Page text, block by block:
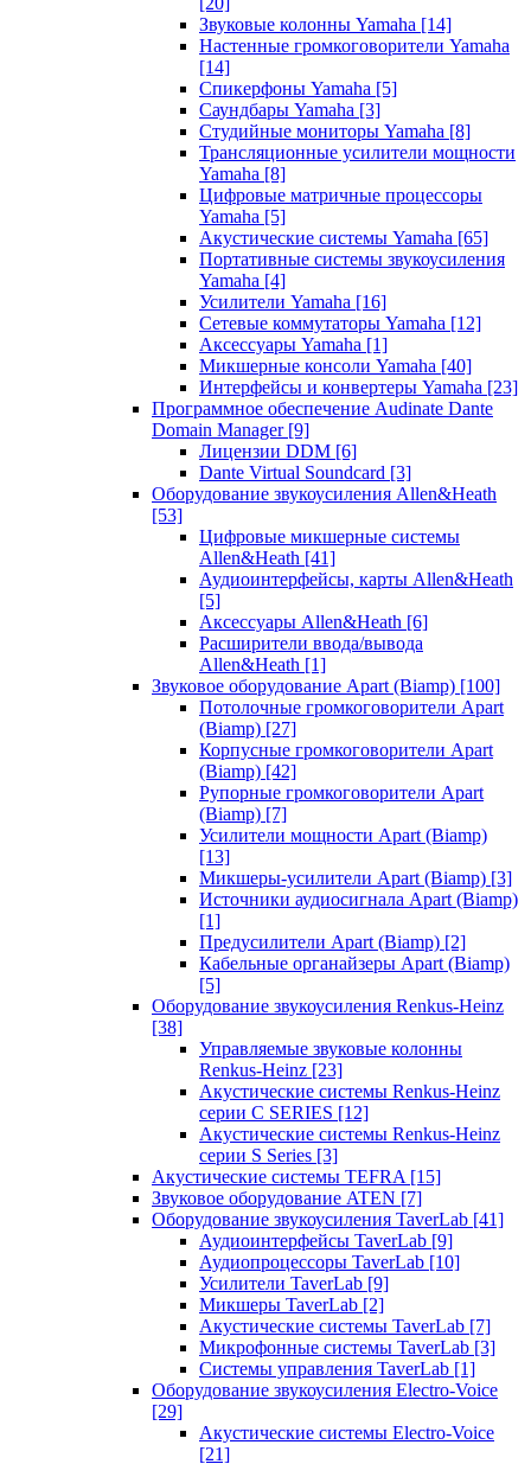
Звуковые колонны Yamaha [14]
Настенные громкоговорители Yamaha
[14]
Спикерфоны Yamaha [5]
Саундбары Yamaha [3]
Студийные мониторы Yamaha [8]
Трансляционные усилители мощности
Yamaha [8]
Цифровые матричные процессоры
Yamaha [5]
Акустические системы Yamaha [65]
Портативные системы звукоусиления
Yamaha [4]
Усилители Yamaha [16]
Сетевые коммутаторы Yamaha [12]
Аксессуары Yamaha [1]
Микшерные консоли Yamaha [40]
Интерфейсы и конвертеры Yamaha [23]
Программное обеспечение Audinate Dante
Domain Manager [9]
Лицензии DDM [6]
Dante Virtual Soundcard [3]
Оборудование звукоусиления Allen&Heath
[53]
Цифровые микшерные системы
Allen&Heath [41]
Аудиоинтерфейсы, карты Allen&Heath
[5]
Аксессуары Allen&Heath [6]
Расширители ввода/вывода
Allen&Heath [1]
Звуковое оборудование Apart (Biamp) [100]
Потолочные громкоговорители Apart
(Biamp) [27]
Корпусные громкоговорители Apart
(Biamp) [42]
Рупорные громкоговорители Apart
(Biamp) [7]
Усилители мощности Apart (Biamp)
[13]
Микшеры-усилители Apart (Biamp) [3]
Источники аудиосигнала Apart (Biamp)
[1]
Предусилители Apart (Biamp) [2]
Кабельные органайзеры Apart (Biamp)
[5]
Оборудование звукоусиления Renkus-Heinz
[38]
Управляемые звуковые колонны
Renkus-Heinz [23]
Акустические системы Renkus-Heinz
серии C SERIES [12]
Акустические системы Renkus-Heinz
серии S Series [3]
Акустические системы TEFRA [15]
Звуковое оборудование ATEN [7]
Оборудование звукоусиления TaverLab [41]
Аудиоинтерфейсы TaverLab [9]
Аудиопроцессоры TaverLab [10]
Усилители TaverLab [9]
Микшеры TaverLab [2]
Акустические системы TaverLab [7]
Микрофонные системы TaverLab [3]
Системы управления TaverLab [1]
Оборудование звукоусиления Electro-Voice
[29]
Акустические системы Electro-Voice
[21]